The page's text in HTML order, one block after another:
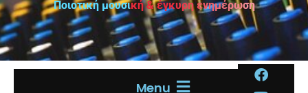
Ποιοτική μουσική & έγκυρη ενημέρωση
Menu